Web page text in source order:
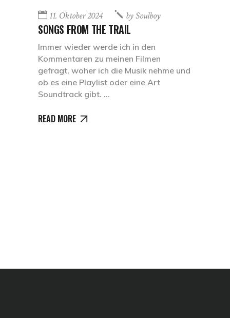
11. Oktober 2024 bySoulboy
SONGS FROM THE TRAIL
Immer wieder werde ich in den
Kommentaren zu meinen Filmen
gefragt, woher ich die Musik nehme und
ob es eine Playlist oder eine Art
Soundtrack gibt.
READ MORE